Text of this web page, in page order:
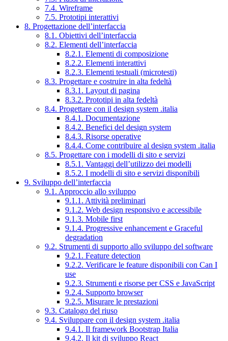
7.4. Wireframe
7.5. Prototipi interattivi
8. Progettazione dell’interfaccia
8.1. Obiettivi dell’interfaccia
8.2. Elementi dell’interfaccia
8.2.1. Elementi di composizione
8.2.2. Elementi interattivi
8.2.3. Elementi testuali (microtesti)
8.3. Progettare e costruire in alta fedeltà
8.3.1. Layout di pagina
8.3.2. Prototipi in alta fedeltà
8.4. Progettare con il design system .italia
8.4.1. Documentazione
8.4.2. Benefici del design system
8.4.3. Risorse operative
8.4.4. Come contribuire al design system .italia
8.5. Progettare con i modelli di sito e servizi
8.5.1. Vantaggi dell’utilizzo dei modelli
8.5.2. I modelli di sito e servizi disponibili
9. Sviluppo dell’interfaccia
9.1. Approccio allo sviluppo
9.1.1. Attività preliminari
9.1.2. Web design responsivo e accessibile
9.1.3. Mobile first
9.1.4. Progressive enhancement e Graceful
degradation
9.2. Strumenti di supporto allo sviluppo del software
9.2.1. Feature detection
9.2.2. Verificare le feature disponibili con Can I
use
9.2.3. Strumenti e risorse per CSS e JavaScript
9.2.4. Supporto browser
9.2.5. Misurare le prestazioni
9.3. Catalogo del riuso
9.4. Sviluppare con il design system .italia
9.4.1. Il framework Bootstrap Italia
9.4.2. Il kit di sviluppo React